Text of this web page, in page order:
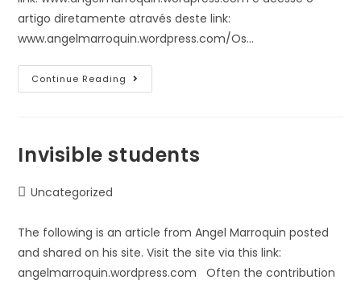
artigo diretamente através deste link:
www.angelmarroquin.wordpress.com/Os…
Continue Reading
Invisible students
Uncategorized
The following is an article from Angel Marroquin posted
and shared on his site. Visit the site via this link:
angelmarroquin.wordpress.com Often the contribution